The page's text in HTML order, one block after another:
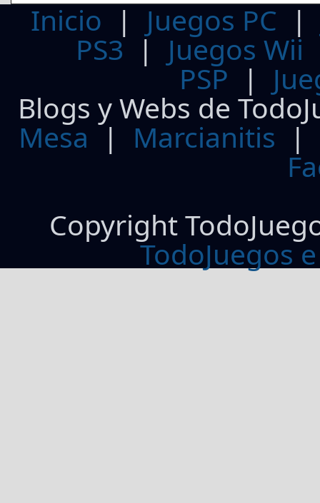
Inicio | Juegos PC
PS3| Juegos Wii
PSP |
Blogs y Webs de
Mesa | Marcianitis |
Copyright
TodoJuegos